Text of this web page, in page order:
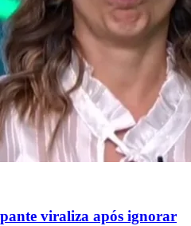
viraliza após ignorar